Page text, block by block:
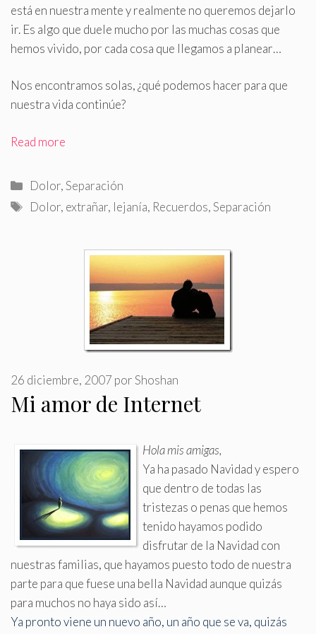
está en nuestra mente y realmente no queremos dejarlo
ir. Es algo que duele mucho por las muchas cosas que
hemos vivido, por cada cosa que llegamos a planear…
Nos encontramos solas, ¿qué podemos hacer para que
nuestra vida continúe?
Read more
Categorías
Dolor,Separación
Etiquetas
Dolor, extrañar, lejanía, Recuerdos,Separación
Mi amor de Internet
26 diciembre, 2007 porShoshan
Hola mis amigas,
Ya ha pasado Navidad y espero
que dentro de todas las
tristezas o penas que hemos
tenido hayamos podido
disfrutar de la Navidad con
nuestras familias, que hayamos puesto todo de nuestra
parte para que fuese una bella Navidad aunque quizás
para muchos no haya sido así…
Ya pronto viene un nuevo año, un año que se va, quizás